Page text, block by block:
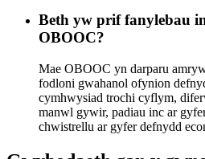
Beth yw prif fanylebau
OBOOC?
Mae OBOOC yn darparu
fodloni gwahanol ofynion
cymhwysiad trochi cyflym,
manwl gywir, padiau inc ar
chwistrellu ar gyfer defnydd